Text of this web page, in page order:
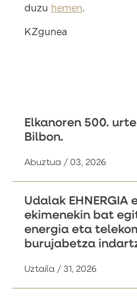
duzu hemen.
KZgunea
Elkanoren 500.
Bilbon.
Abuztua / 03, 2026
Udalak EHNERGIA
ekimenekin bat
energia eta
burujabetza
Uztaila / 31, 2026